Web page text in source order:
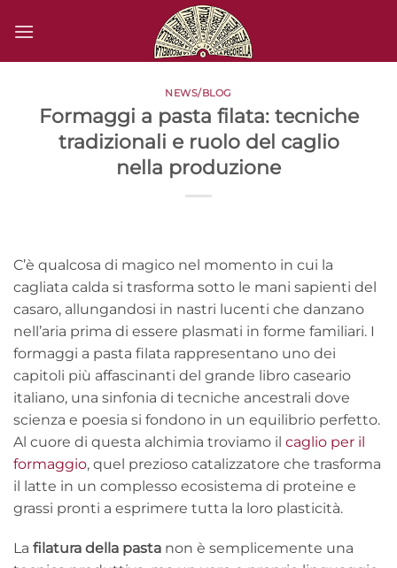
NEWS/BLOG
Formaggi a pasta filata: tecniche
tradizionali e ruolo del caglio
nella produzione
C’è qualcosa di magico nel momento in cui la
cagliata calda si trasforma sotto le mani sapienti del
casaro, allungandosi in nastri lucenti che danzano
nell’aria prima di essere plasmati in forme familiari. I
formaggi a pasta filata rappresentano uno dei
capitoli più affascinanti del grande libro caseario
italiano, una sinfonia di tecniche ancestrali dove
scienza e poesia si fondono in un equilibrio perfetto.
Al cuore di questa alchimia troviamo il caglio per il
formaggio, quel prezioso catalizzatore che trasforma
il latte in un complesso ecosistema di proteine e
grassi pronti a esprimere tutta la loro plasticità.
La filatura della pasta non è semplicemente una